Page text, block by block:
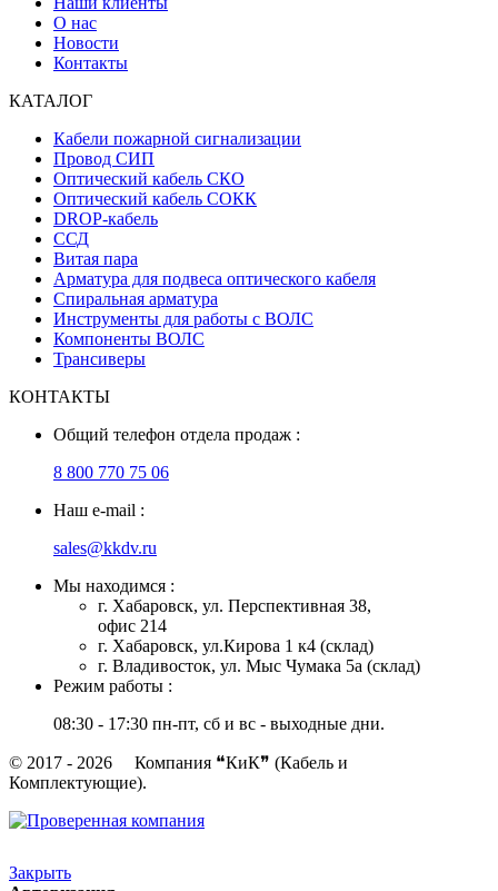
О нас
Новости
Контакты
КАТАЛОГ
Кабели пожарной сигнализации
Провод СИП
Оптический кабель СКО
Оптический кабель СОКК
DROP-кабель
ССД
Витая пара
Арматура для подвеса оптического кабеля
Спиральная арматура
Инструменты для работы с ВОЛС
Компоненты ВОЛС
Трансиверы
КОНТАКТЫ
Общий телефон отдела продаж :
8 800 770 75 06
Наш e-mail :
sales@kkdv.ru
Мы находимся :
г. Хабаровск, ул. Перспективная 38,
офис 214
г. Хабаровск, ул.Кирова 1 к4 (склад)
г. Владивосток, ул. Мыс Чумака 5а (склад)
Режим работы :
08:30 - 17:30 пн-пт, сб и вс - выходные дни.
© 2017 - 2026 Компания ❝КиК❞ (Кабель и
Комплектующие).
Закрыть